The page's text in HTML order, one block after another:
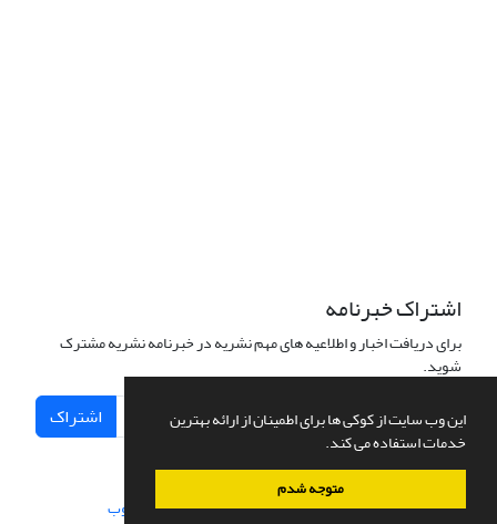
این وب سایت از کوکی ها برای اطمینان از ارائه بهترین
خدمات استفاده می کند.
متوجه شدم
اشتراک خبرنامه
برای دریافت اخبار و اطلاعیه های مهم نشریه در خبرنامه نشریه مشترک
شوید.
اشتراک
سامانه مدیریت نشریات علمی.طراحی و پیاده سازی از سیناوب